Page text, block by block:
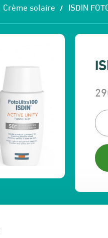
Crème solaire ISDIN
Le
Le
est :